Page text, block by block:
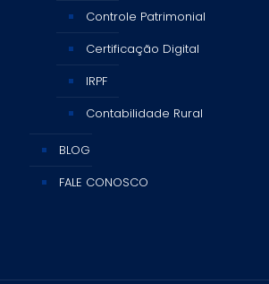
Controle Patrimonial
Certificação Digital
IRPF
Contabilidade Rural
BLOG
FALE CONOSCO